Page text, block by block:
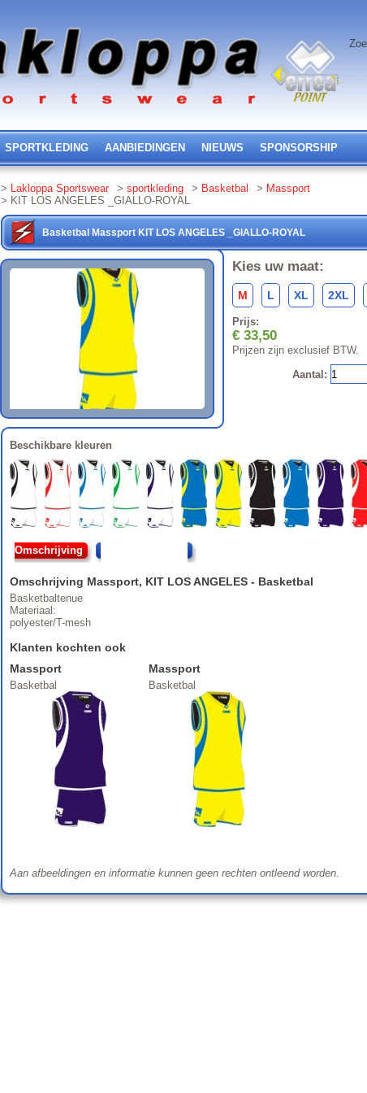
SPORTKLEDING AANBIEDINGEN NIEUWS SPONSORSHIP
> Lakloppa Sportswear > sportkleding > Basketbal > Massport
> KIT LOS ANGELES _GIALLO-ROYAL
Basketbal Massport KIT LOS ANGELES _GIALLO-ROYAL
Kies uw maat:
M L XL 2XL
Prijs:
€ 33,50
Prijzen zijn exclusief BTW.
Aantal:
Beschikbare kleuren
Omschrijving
Omschrijving Massport, KIT LOS ANGELES - Basketbal
Basketbaltenue
Materiaal:
polyester/T-mesh
Klanten kochten ook
Massport
Basketbal
Massport
Basketbal
Aan afbeeldingen en informatie kunnen geen rechten ontleend worden.